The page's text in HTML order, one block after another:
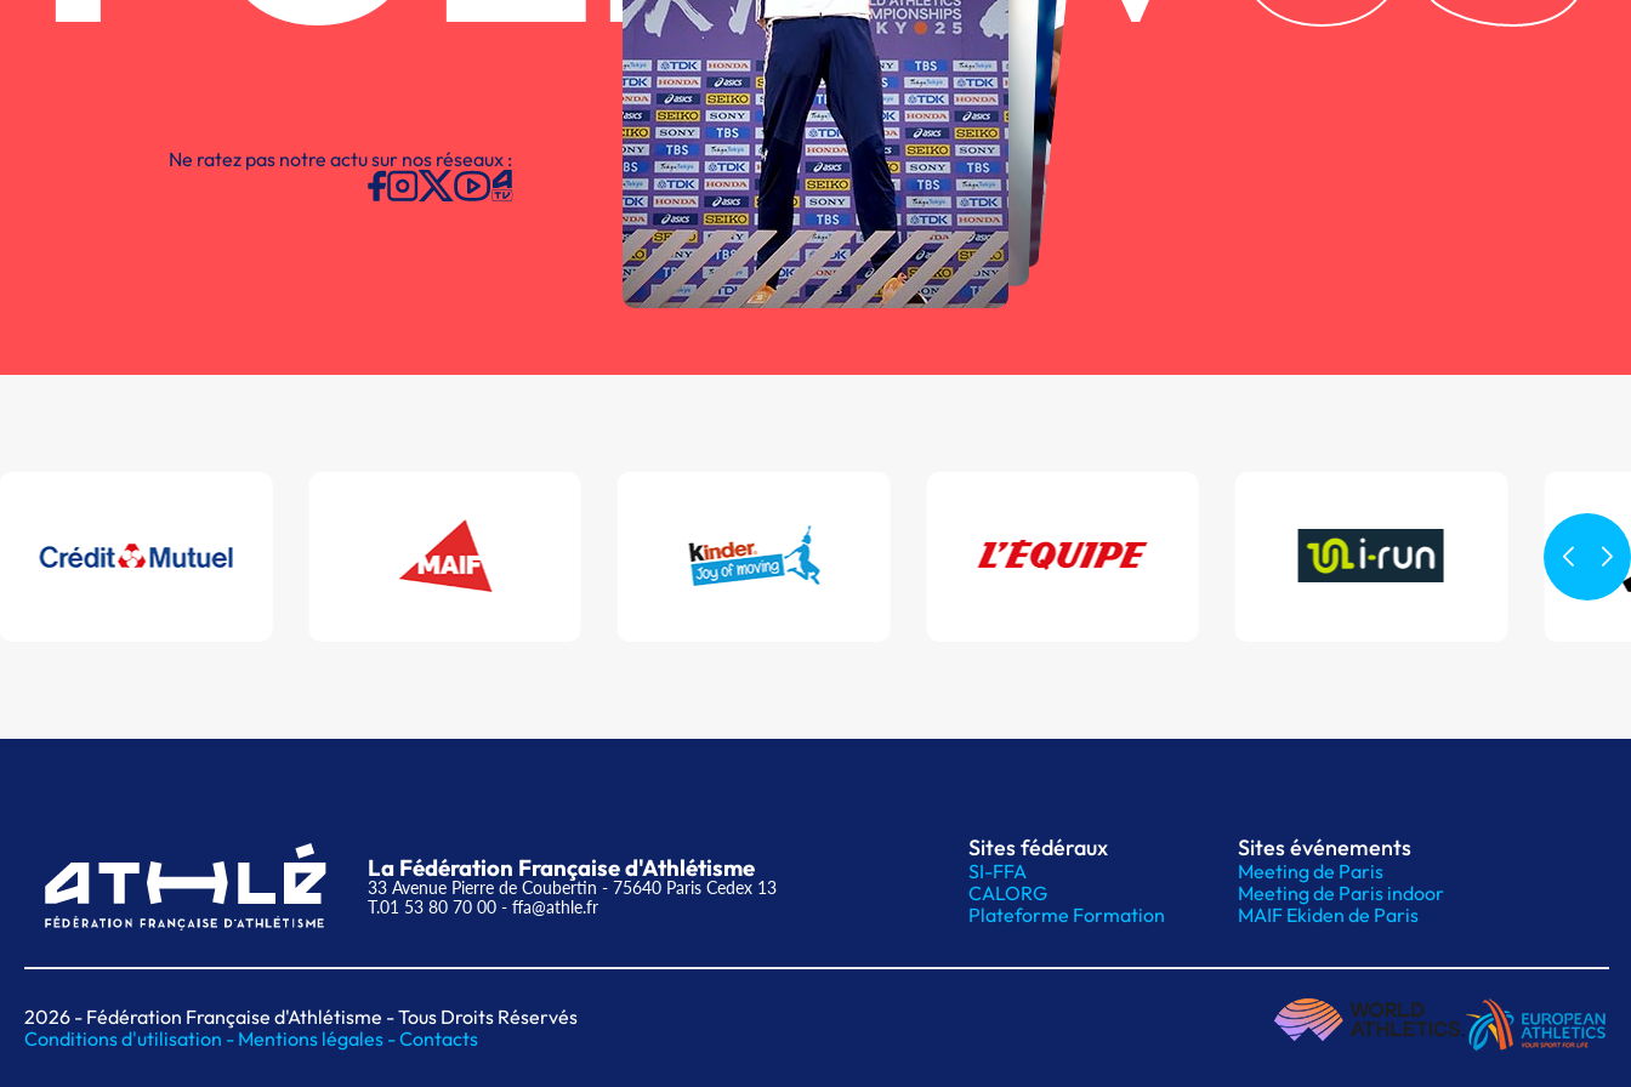
Ne ratez pas notre actu sur nos réseaux :
La Fédération Française d'Athlétisme
33 Avenue Pierre de Coubertin - 75640 Paris Cedex 13
T.01 53 80 70 00 - ffa@athle.fr
Sites fédéraux
SI-FFA
CALORG
Plateforme Formation
Sites événements
Meeting de Paris
Meeting de Paris indoor
MAIF Ekiden de Paris
2026 - Fédération Française d'Athlétisme - Tous Droits Réservés
Conditions d'utilisation - Mentions légales -Contacts